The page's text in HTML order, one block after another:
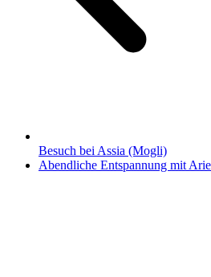
Besuch bei Assia (Mogli)
Abendliche Entspannung mit